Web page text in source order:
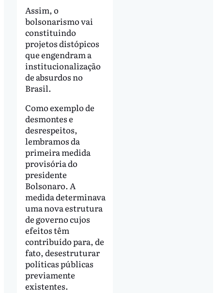
Assim, o
bolsonarismo vai
constituindo
projetos distópicos
que engendram a
institucionalização
de absurdos no
Brasil.
Como exemplo de
desmontes e
desrespeitos,
lembramos da
primeira medida
provisória do
presidente
Bolsonaro. A
medida determinava
uma nova estrutura
de governo cujos
efeitos têm
contribuído para, de
fato, desestruturar
políticas públicas
previamente
existentes.